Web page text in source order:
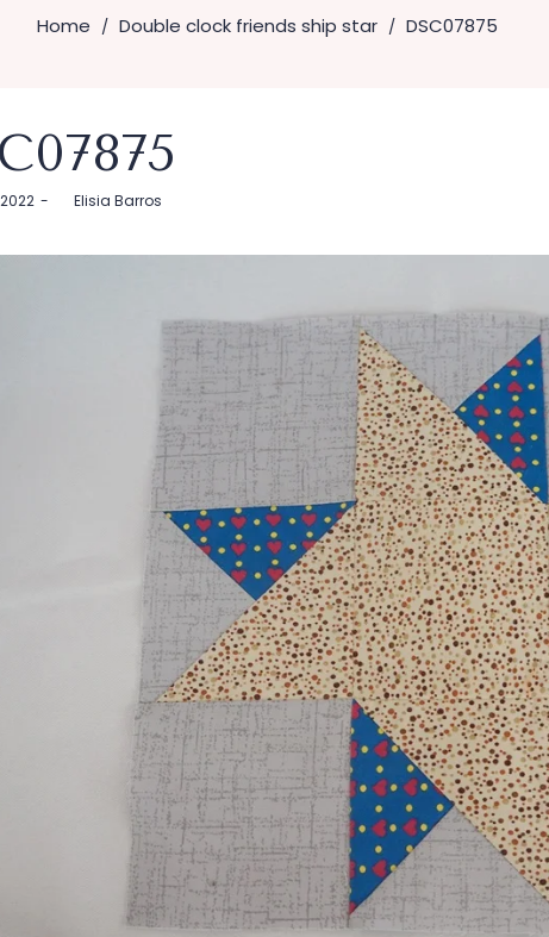
Home / Double clock friends ship star / DSC07875
byElisia Barros